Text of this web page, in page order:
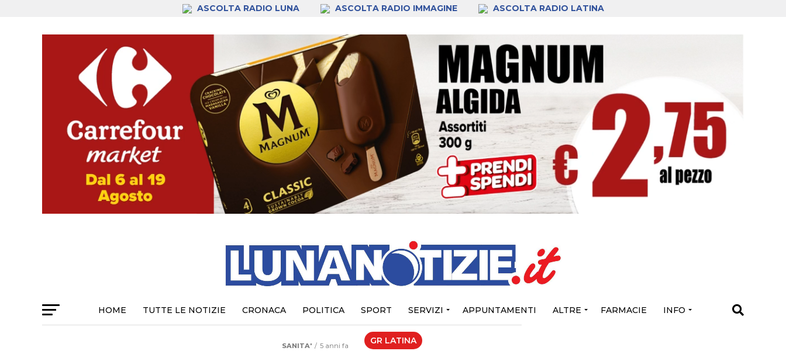
ASCOLTA RADIO LUNA ASCOLTA RADIO IMMAGINE ASCOLTA RADIO LATINA
HOME TUTTE LE NOTIZIE CRONACA POLITICA SPORT SERVIZI APPUNTAMENTI ALTRE FARMACIE INFO
GR LATINA
SANITA' 5 anni fa